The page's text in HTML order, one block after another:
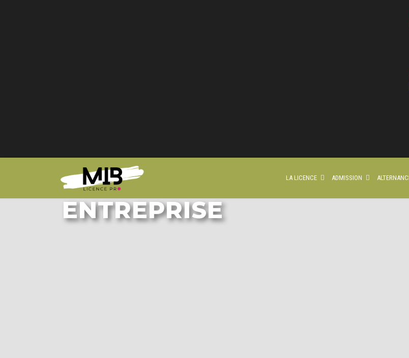
LA LICENCE ADMISSION
ENTREPRISE